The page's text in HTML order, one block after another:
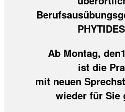
Ab Montag,
ist die
mit neuen
wieder für Sie